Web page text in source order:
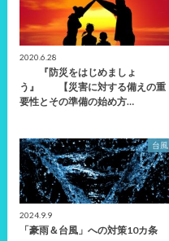
2020.6.28
『防災をはじめましょ
う』 【災害に対する備えの重
要性とその準備の始め方…
台風
2024.9.9
「豪雨＆台風」への対策10カ条